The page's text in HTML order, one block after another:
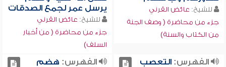
للشيخ: عائض القرني
جزء من محاضرة ( وصف الجنة
من الكتاب والسنة)
يرسل عمر لجمع الصدقات
للشيخ: عائض القرني
جزء من محاضرة ( من أخبار
السلف)
الفهرس:التعصب
الفهرس: هضم